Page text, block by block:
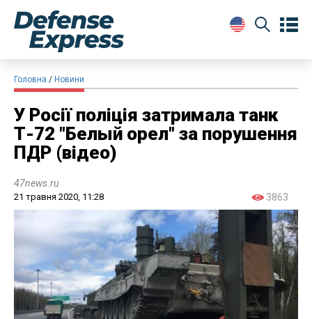
Головна Новини
​У Росії поліція затримала танк
Т-72 "Белый орел" за порушення
ПДР (відео)
47news.ru
21 травня 2020, 11:28 3863